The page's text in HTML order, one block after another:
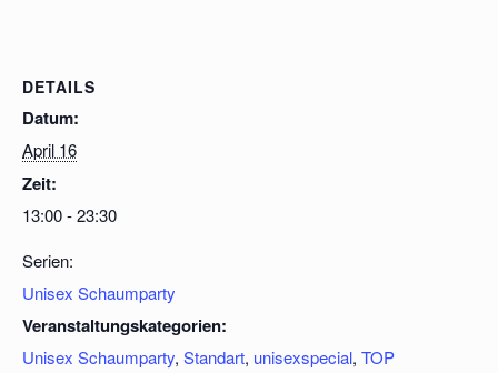
DETAILS
Datum:
April 16
Zeit:
13:00 - 23:30
Serien:
Unisex Schaumparty
Veranstaltungskategorien:
Unisex Schaumparty, Standart, unisexspecial, TOP